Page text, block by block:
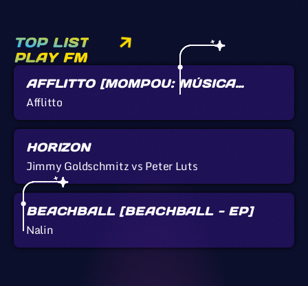
TOP LIST
PLAY FM
AFFLITTO [MOMPOU: MÚSICA
CALLADA]
Afflitto
HORIZON
Jimmy Goldschmitz vs Peter Luts
BEACHBALL [BEACHBALL - EP]
Nalin